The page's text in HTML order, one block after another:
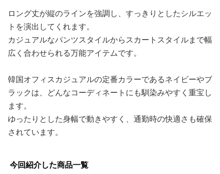
ロング丈が縦のラインを強調し、すっきりとしたシルエッ
トを演出してくれます。
カジュアルなパンツスタイルからスカートスタイルまで幅
広く合わせられる万能アイテムです。
韓国オフィスカジュアルの定番カラーであるネイビーやブ
ラックは、どんなコーディネートにも馴染みやすく重宝し
ます。
ゆったりとした身幅で動きやすく、通勤時の快適さも確保
されています。
今回紹介した商品一覧